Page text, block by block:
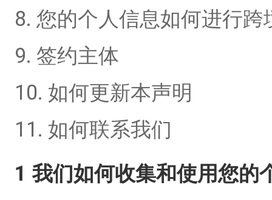
8. 您的个人信息如何进行跨
9. 签约主体
10. 如何更新本声明
11. 如何联系我们
1 我们如何收集和使用您的